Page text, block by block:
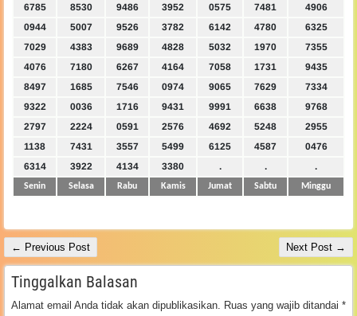
6785
8530 9486 3952 0575 7481
4906
0944
5007 9526 3782 6142 4780
6325
7029
4383 9689 4828 5032 1970
7355
4076
7180 6267 4164 7058 1731
9435
8497
1685 7546 0974 9065 7629
7334
9322
0036 1716 9431 9991 6638
9768
2797
2224 0591 2576 4692 5248
2955
1138
7431 3557 5499 6125 4587
0476
6314
3922 4134 3380 . . .
Senin Selasa Rabu Kamis Jumat Sabtu Minggu
← Previous Post Next Post →
Tinggalkan Balasan
Alamat email Anda tidak akan dipublikasikan. Ruas yang wajib ditandai *